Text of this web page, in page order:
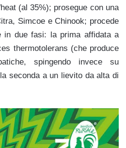
(al 35%); prosegue con una
Simcoe e Chinook; procede
in due fasi: la prima affidata a
thermotolerans (che produce
spingendo invece su
seconda a un lievito da alta di